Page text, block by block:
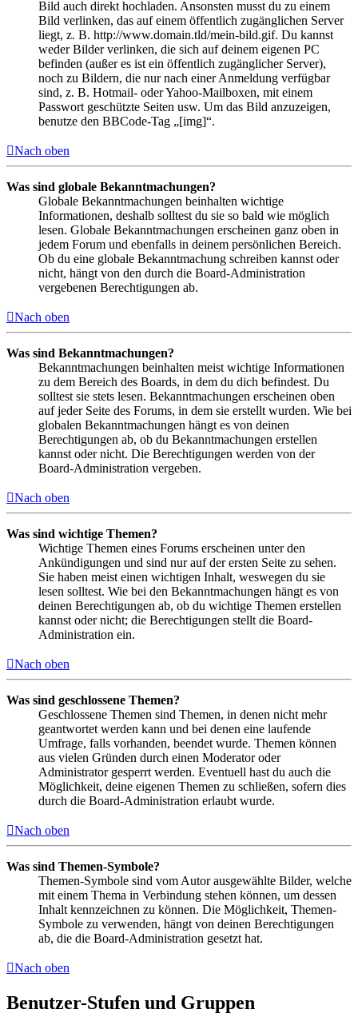
Bild auch direkt hochladen. Ansonsten musst du zu einem
Bild verlinken, das auf einem öffentlich zugänglichen Server
liegt, z. B. http://www.domain.tld/mein-bild.gif. Du kannst
weder Bilder verlinken, die sich auf deinem eigenen PC
befinden (außer es ist ein öffentlich zugänglicher Server),
noch zu Bildern, die nur nach einer Anmeldung verfügbar
sind, z. B. Hotmail- oder Yahoo-Mailboxen, mit einem
Passwort geschützte Seiten usw. Um das Bild anzuzeigen,
benutze den BBCode-Tag „[img]“.
Nach oben
Was sind globale Bekanntmachungen?
Globale Bekanntmachungen beinhalten wichtige
Informationen, deshalb solltest du sie so bald wie möglich
lesen. Globale Bekanntmachungen erscheinen ganz oben in
jedem Forum und ebenfalls in deinem persönlichen Bereich.
Ob du eine globale Bekanntmachung schreiben kannst oder
nicht, hängt von den durch die Board-Administration
vergebenen Berechtigungen ab.
Nach oben
Was sind Bekanntmachungen?
Bekanntmachungen beinhalten meist wichtige Informationen
zu dem Bereich des Boards, in dem du dich befindest. Du
solltest sie stets lesen. Bekanntmachungen erscheinen oben
auf jeder Seite des Forums, in dem sie erstellt wurden. Wie bei
globalen Bekanntmachungen hängt es von deinen
Berechtigungen ab, ob du Bekanntmachungen erstellen
kannst oder nicht. Die Berechtigungen werden von der
Board-Administration vergeben.
Nach oben
Was sind wichtige Themen?
Wichtige Themen eines Forums erscheinen unter den
Ankündigungen und sind nur auf der ersten Seite zu sehen.
Sie haben meist einen wichtigen Inhalt, weswegen du sie
lesen solltest. Wie bei den Bekanntmachungen hängt es von
deinen Berechtigungen ab, ob du wichtige Themen erstellen
kannst oder nicht; die Berechtigungen stellt die Board-
Administration ein.
Nach oben
Was sind geschlossene Themen?
Geschlossene Themen sind Themen, in denen nicht mehr
geantwortet werden kann und bei denen eine laufende
Umfrage, falls vorhanden, beendet wurde. Themen können
aus vielen Gründen durch einen Moderator oder
Administrator gesperrt werden. Eventuell hast du auch die
Möglichkeit, deine eigenen Themen zu schließen, sofern dies
durch die Board-Administration erlaubt wurde.
Nach oben
Was sind Themen-Symbole?
Themen-Symbole sind vom Autor ausgewählte Bilder, welche
mit einem Thema in Verbindung stehen können, um dessen
Inhalt kennzeichnen zu können. Die Möglichkeit, Themen-
Symbole zu verwenden, hängt von deinen Berechtigungen
ab, die die Board-Administration gesetzt hat.
Nach oben
Benutzer-Stufen und Gruppen